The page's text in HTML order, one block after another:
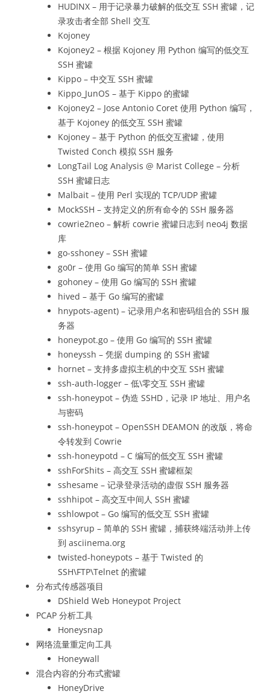
HUDINX – 用于记录暴力破解的低交互 SSH 蜜罐，记
录攻击者全部 Shell 交互
Kojoney
Kojoney2 – 根据 Kojoney 用 Python 编写的低交互
SSH 蜜罐
Kippo – 中交互 SSH 蜜罐
Kippo_JunOS – 基于 Kippo 的蜜罐
Kojoney2 – Jose Antonio Coret 使用 Python 编写，
基于 Kojoney 的低交互 SSH 蜜罐
Kojoney – 基于 Python 的低交互蜜罐，使用
Twisted Conch 模拟 SSH 服务
LongTail Log Analysis @ Marist College – 分析
SSH 蜜罐日志
Malbait – 使用 Perl 实现的 TCP/UDP 蜜罐
MockSSH – 支持定义的所有命令的 SSH 服务器
cowrie2neo – 解析 cowrie 蜜罐日志到 neo4j 数据
库
go-sshoney – SSH 蜜罐
go0r – 使用 Go 编写的简单 SSH 蜜罐
gohoney – 使用 Go 编写的 SSH 蜜罐
hived – 基于 Go 编写的蜜罐
hnypots-agent) – 记录用户名和密码组合的 SSH 服
务器
honeypot.go – 使用 Go 编写的 SSH 蜜罐
honeyssh – 凭据 dumping 的 SSH 蜜罐
hornet – 支持多虚拟主机的中交互 SSH 蜜罐
ssh-auth-logger – 低\零交互 SSH 蜜罐
ssh-honeypot – 伪造 SSHD，记录 IP 地址、用户名
与密码
ssh-honeypot – OpenSSH DEAMON 的改版，将命
令转发到 Cowrie
ssh-honeypotd – C 编写的低交互 SSH 蜜罐
sshForShits – 高交互 SSH 蜜罐框架
sshesame – 记录登录活动的虚假 SSH 服务器
sshhipot – 高交互中间人 SSH 蜜罐
sshlowpot – Go 编写的低交互 SSH 蜜罐
sshsyrup – 简单的 SSH 蜜罐，捕获终端活动并上传
到 asciinema.org
twisted-honeypots – 基于 Twisted 的
SSH\FTP\Telnet 的蜜罐
分布式传感器项目
DShield Web Honeypot Project
PCAP 分析工具
Honeysnap
网络流量重定向工具
Honeywall
混合内容的分布式蜜罐
HoneyDrive